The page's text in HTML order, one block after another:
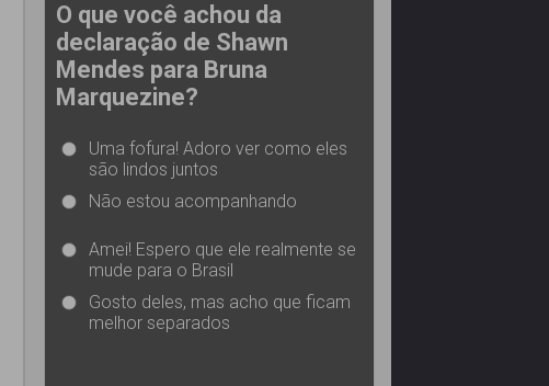
O que você achou da
declaração de Shawn
Mendes para Bruna
Marquezine?
Uma fofura! Adoro ver como eles
são lindos juntos
Não estou acompanhando
Amei! Espero que ele realmente se
mude para o Brasil
Gosto deles, mas acho que ficam
melhor separados